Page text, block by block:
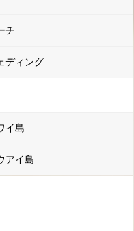
チ
ディング
イ島
アイ島